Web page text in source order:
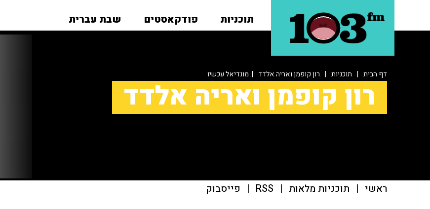
תוכניות פודקאסטים שבת עברית
דף הבית | תוכניות | רון קופמן ואריה אלדד | מונדיאל עכשיו
רון קופמן ואריה אלדד
ראשי | תוכניות מלאות |
RSS
| פייסבוק